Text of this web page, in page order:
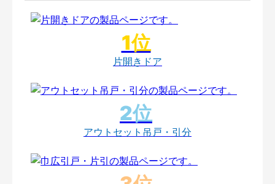
片開きドア
アウトセット吊戸・引分